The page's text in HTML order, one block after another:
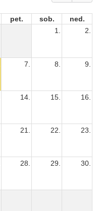
pet. sob.
ned.
1.
2.
7. 8. 9.
14. 15. 16.
21. 22. 23.
28. 29. 30.